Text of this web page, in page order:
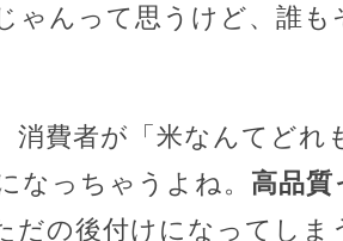
ゃんって思うけど、誰も
費者が「米なんてどれ
なっちゃうよね。 高品質
の後付けになってしま